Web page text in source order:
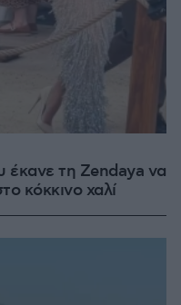
έκανε τη Zendaya να
κόκκινο χαλί